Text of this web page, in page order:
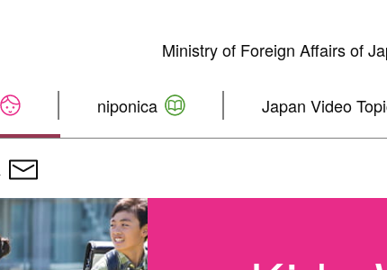
Ministry of Foreign Affairs of
Japan Video
niponica